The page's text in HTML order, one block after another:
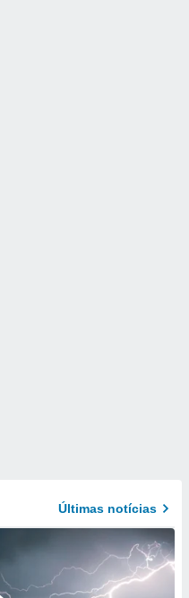
Últimas notícias